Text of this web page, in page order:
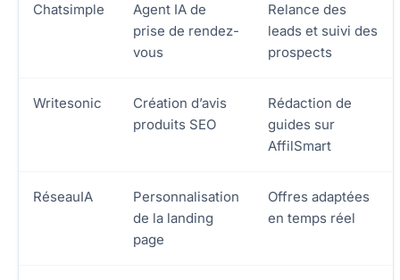
Chatsimple
Agent IA de
prise de rendez-
vous
Relance des
leads et suivi des
prospects
Writesonic
Création d’avis
produits SEO
Rédaction de
guides sur
AffilSmart
RéseauIA
Personnalisation
de la landing
page
Offres adaptées
en temps réel